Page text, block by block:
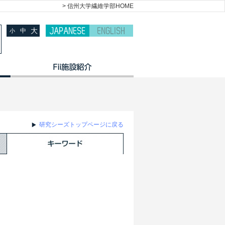
> 信州大学繊維学部HOME
小 中 大
研究シーズトップページに戻る